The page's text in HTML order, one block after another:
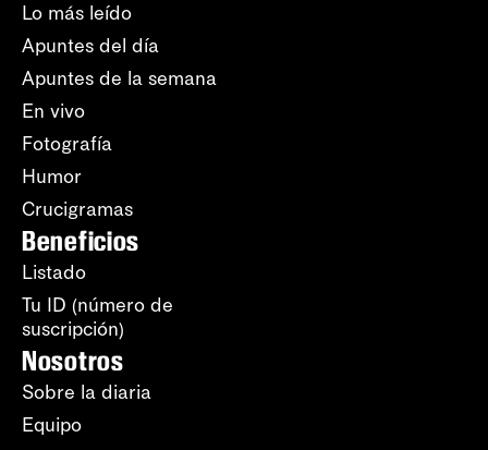
Lo más leído
Apuntes del día
Apuntes de la semana
En vivo
Fotografía
Humor
Crucigramas
Beneficios
Listado
Tu ID (número de
suscripción)
Nosotros
Sobre la diaria
Equipo